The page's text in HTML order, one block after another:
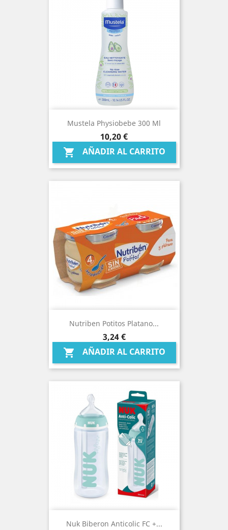
Mustela Physiobebe 300 Ml
Precio
10,20 €
 AÑADIR AL CARRITO
Nutriben Potitos Platano...
Precio
3,24 €
 AÑADIR AL CARRITO
Nuk Biberon Anticolic FC +...